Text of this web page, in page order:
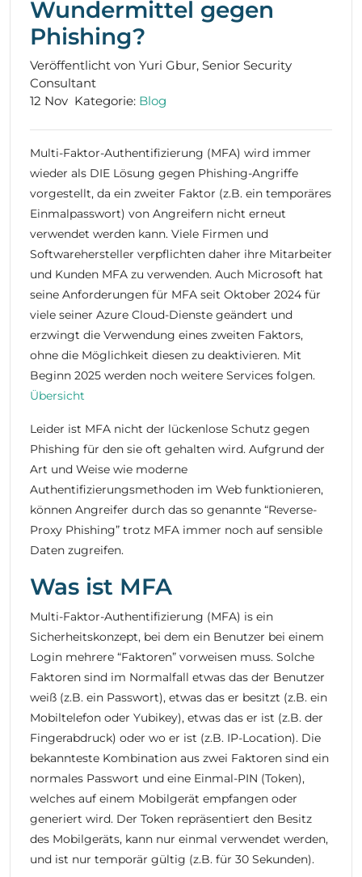
Wundermittel gegen
Phishing?
Veröffentlicht von Yuri Gbur, Senior Security
Consultant
12 Nov Kategorie: Blog
Multi-Faktor-Authentifizierung (MFA) wird immer
wieder als DIE Lösung gegen Phishing-Angriffe
vorgestellt, da ein zweiter Faktor (z.B. ein temporäres
Einmalpasswort) von Angreifern nicht erneut
verwendet werden kann. Viele Firmen und
Softwarehersteller verpflichten daher ihre Mitarbeiter
und Kunden MFA zu verwenden. Auch Microsoft hat
seine Anforderungen für MFA seit Oktober 2024 für
viele seiner Azure Cloud-Dienste geändert und
erzwingt die Verwendung eines zweiten Faktors,
ohne die Möglichkeit diesen zu deaktivieren. Mit
Beginn 2025 werden noch weitere Services folgen.
Übersicht
Leider ist MFA nicht der lückenlose Schutz gegen
Phishing für den sie oft gehalten wird. Aufgrund der
Art und Weise wie moderne
Authentifizierungsmethoden im Web funktionieren,
können Angreifer durch das so genannte “Reverse-
Proxy Phishing” trotz MFA immer noch auf sensible
Daten zugreifen.
Was ist MFA
Multi-Faktor-Authentifizierung (MFA) is ein
Sicherheitskonzept, bei dem ein Benutzer bei einem
Login mehrere “Faktoren” vorweisen muss. Solche
Faktoren sind im Normalfall etwas das der Benutzer
weiß (z.B. ein Passwort), etwas das er besitzt (z.B. ein
Mobiltelefon oder Yubikey), etwas das er ist (z.B. der
Fingerabdruck) oder wo er ist (z.B. IP-Location). Die
bekannteste Kombination aus zwei Faktoren sind ein
normales Passwort und eine Einmal-PIN (Token),
welches auf einem Mobilgerät empfangen oder
generiert wird. Der Token repräsentiert den Besitz
des Mobilgeräts, kann nur einmal verwendet werden,
und ist nur temporär gültig (z.B. für 30 Sekunden).